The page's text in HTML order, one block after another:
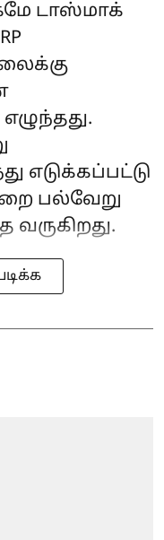
டாஸ்மாக்
எடுக்கப்பட்டு
பல்வேறு